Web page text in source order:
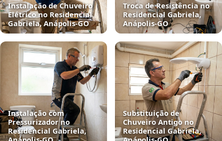
Instalação de Chuveiro
Elétrico no Residencial
Gabriela, Anápolis‑GO
Troca de Resistência no
Residencial Gabriela,
Anápolis‑GO
Instalação com
Pressurizador no
Residencial Gabriela,
Substituição de
Chuveiro Antigo no
Residencial Gabriela,